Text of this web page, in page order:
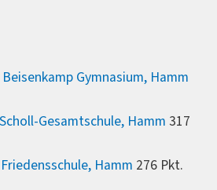
Beisenkamp Gymnasium, Hamm
Gesamtschule, Hamm 317
Friedensschule, Hamm 276 Pkt.